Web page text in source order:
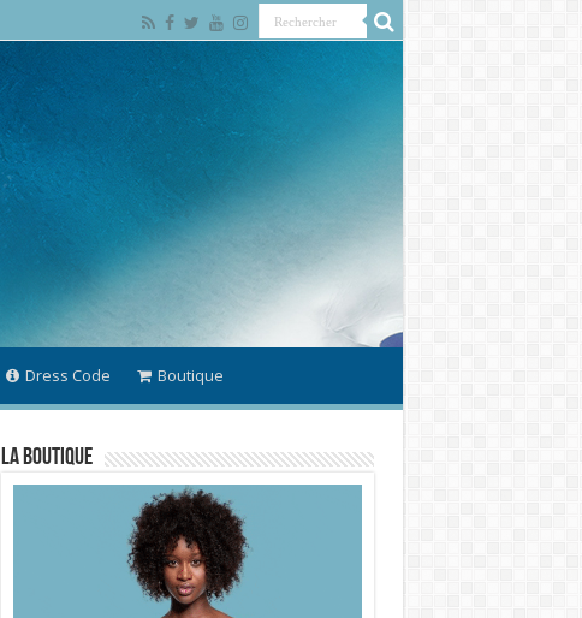
Dress Code Boutique
La Boutique